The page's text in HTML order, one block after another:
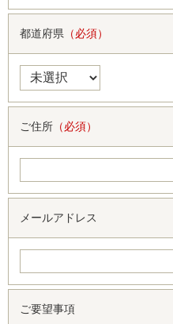
都道府県 （必須）
ご住所 （必須）
メールアドレス
ご要望事項